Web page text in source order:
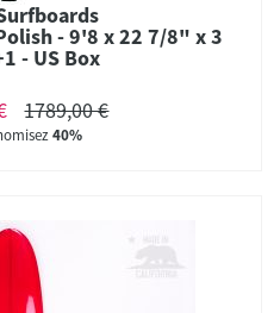
- 9'8 x 22 7/8" x 3
- US Box
1789,00 €
40%